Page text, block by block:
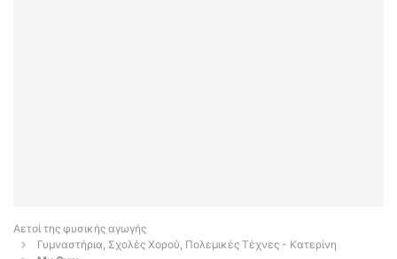
Αετοί της φυσικής αγωγής
Γυμναστήρια, Σχολές Χορού, Πολεμικές Τέχνες - Κατερίνη